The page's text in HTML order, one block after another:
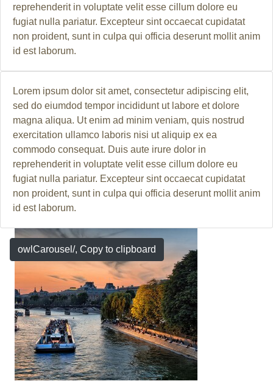
reprehenderit in voluptate velit esse cillum dolore eu
fugiat nulla pariatur. Excepteur sint occaecat cupidatat
non proident, sunt in culpa qui officia deserunt mollit anim
id est laborum.
Lorem ipsum dolor sit amet, consectetur adipiscing elit,
sed do eiumdod tempor incididunt ut labore et dolore
magna aliqua. Ut enim ad minim veniam, quis nostrud
exercitation ullamco laboris nisi ut aliquip ex ea
commodo consequat. Duis aute irure dolor in
reprehenderit in voluptate velit esse cillum dolore eu
fugiat nulla pariatur. Excepteur sint occaecat cupidatat
non proident, sunt in culpa qui officia deserunt mollit anim
id est laborum.
owlCarousel/, Copy to clipboard